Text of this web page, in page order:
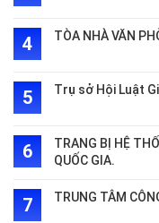
TÒA NHÀ VĂN
Trụ sở Hội Luật
TRANG BỊ HỆ
QUỐC GIA.
TRUNG TÂM